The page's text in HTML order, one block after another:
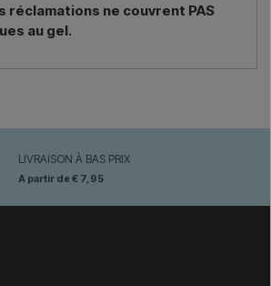
réclamations ne couvrent PAS
au gel.
LIVRAISON À BAS PRIX
A partir de € 7,95